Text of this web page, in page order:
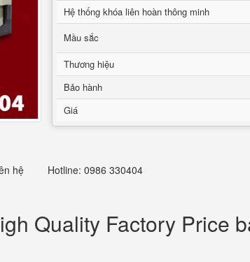
Hệ thống khóa liên hoàn thông minh
Mầu sắc
Thương hiệu
Bảo hành
Giá
hệ Hotline: 0986 330404
Quality Factory Price